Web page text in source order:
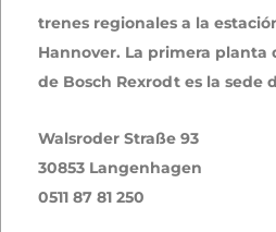
trenes regionales a la
Hannover. La primera
de Bosch Rexrodt es la sede
Walsroder Straße 93
30853 Langenhagen
0511 87 81 250